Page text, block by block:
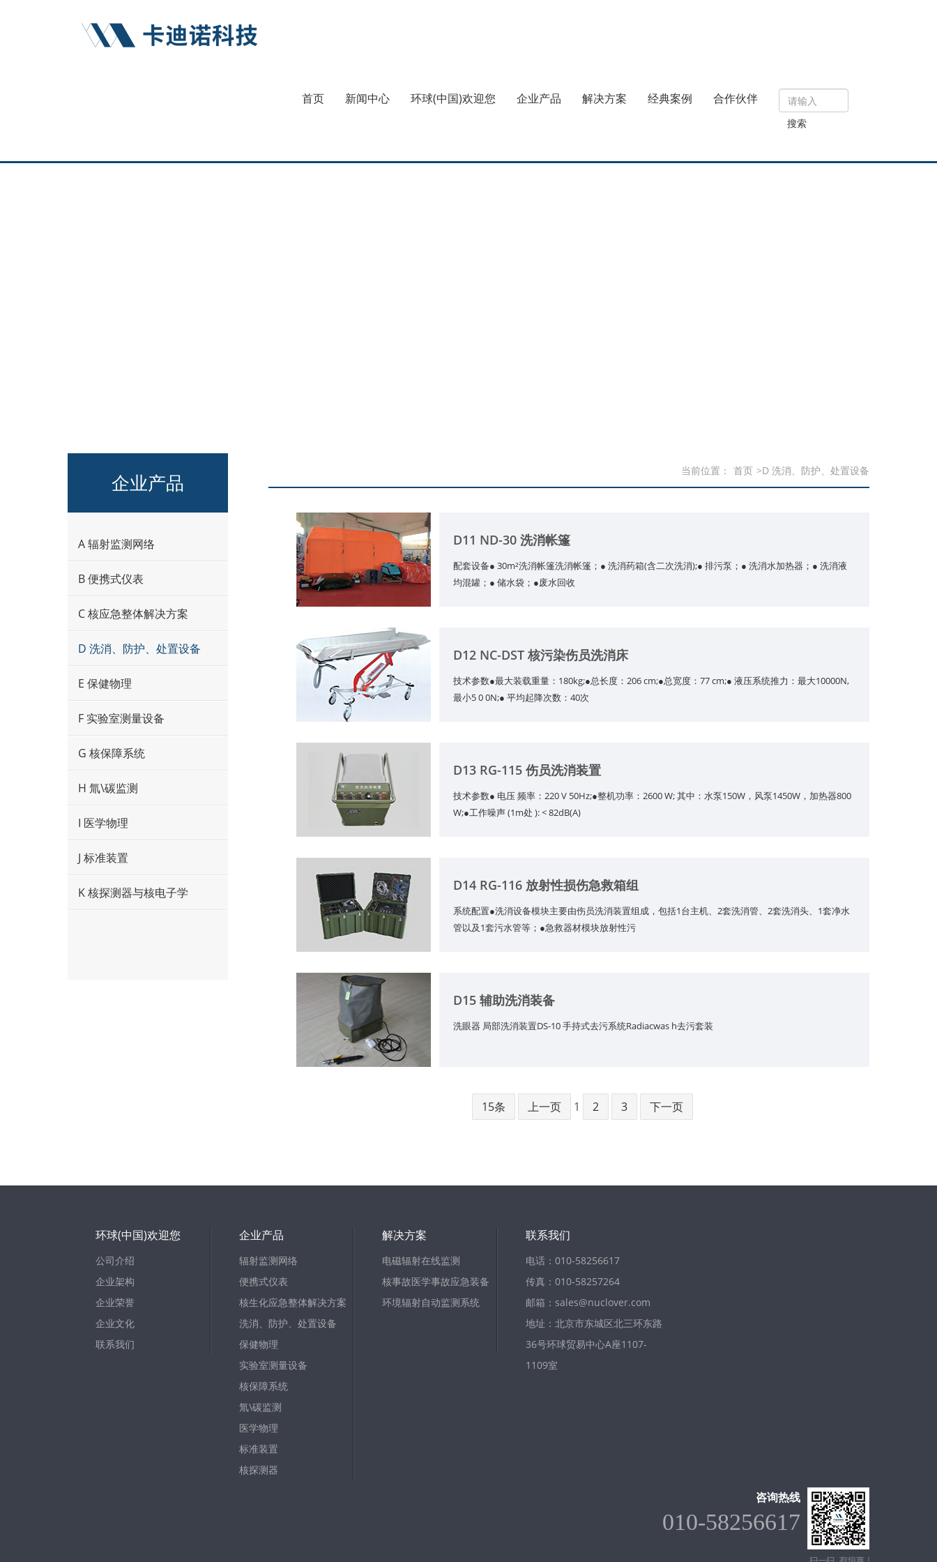
首页 新闻中心 环球(中国)欢迎您 企业产品 解决方案 经典案例 合作伙伴
搜索
企业产品
A 辐射监测网络
B 便携式仪表
C 核应急整体解决方案
D 洗消、防护、处置设备
E 保健物理
F 实验室测量设备
G 核保障系统
H 氚\碳监测
I 医学物理
J 标准装置
K 核探测器与核电子学
当前位置： 首页 >D 洗消、防护、处置设备
D11 ND-30 洗消帐篷
配套设备● 30m²洗消帐篷洗消帐篷；● 洗消药箱(含二次洗消);● 排污泵；● 洗消水加热器；● 洗消液
均混罐；● 储水袋；●废水回收
D12 NC-DST 核污染伤员洗消床
技术参数●最大装载重量：180kg;●总长度：206 cm;●总宽度：77 cm;● 液压系统推力：最大10000N,
最小5 0 0N;● 平均起降次数：40次
D13 RG-115 伤员洗消装置
技术参数● 电压 频率：220 V 50Hz;●整机功率：2600 W; 其中：水泵150W，风泵1450W，加热器800
W;●工作噪声 (1m处 ): < 82dB(A)
D14 RG-116 放射性损伤急救箱组
系统配置●洗消设备模块主要由伤员洗消装置组成，包括1台主机、2套洗消管、2套洗消头、1套净水
管以及1套污水管等；●急救器材模块放射性污
D15 辅助洗消装备
洗眼器 局部洗消装置DS-10 手持式去污系统Radiacwas h去污套装
15条 上一页 1 2 3 下一页
环球(中国)欢迎您
公司介绍
企业架构
企业荣誉
企业文化
联系我们
企业产品
辐射监测网络
便携式仪表
核生化应急整体解决方案
洗消、防护、处置设备
保健物理
实验室测量设备
核保障系统
氚\碳监测
医学物理
标准装置
核探测器
解决方案
电磁辐射在线监测
核事故医学事故应急装备
环境辐射自动监测系统
联系我们
电话：010-58256617
传真：010-58257264
邮箱：sales@nuclover.com
地址：北京市东城区北三环东路
36号环球贸易中心A座1107-
1109室
咨询热线
010-58256617